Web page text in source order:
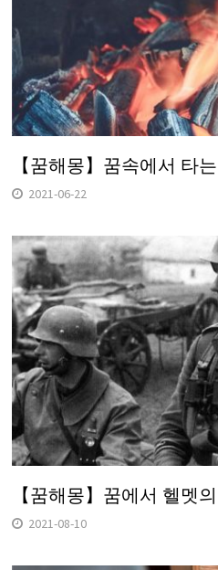
【꿈해몽】꿈속에서 타
2021-06-22
【꿈해몽】꿈에서 헬멧
2021-08-10